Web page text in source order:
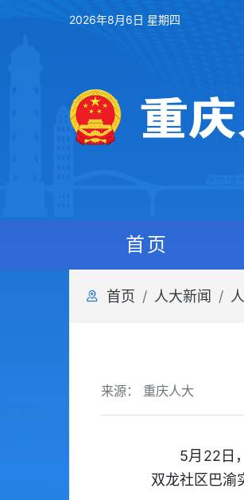
2026年8月6日 星期四
首页
首页 人大新闻
来源： 重庆人大
5月22日
双龙社区巴渝